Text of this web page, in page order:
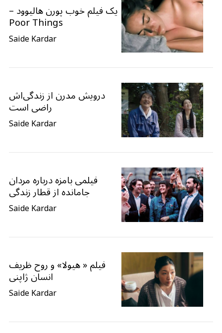
یک فیلم خوب پورن هالیوود –
Poor Things
Saide Kardar
درویش مدرن از زندگی‌اش
راضی است
Saide Kardar
فیلمی بامزه درباره مردان
جامانده از قطار زندگی
Saide Kardar
فیلم « هیولا» و روح ظریف
انسان ژاپنی
Saide Kardar